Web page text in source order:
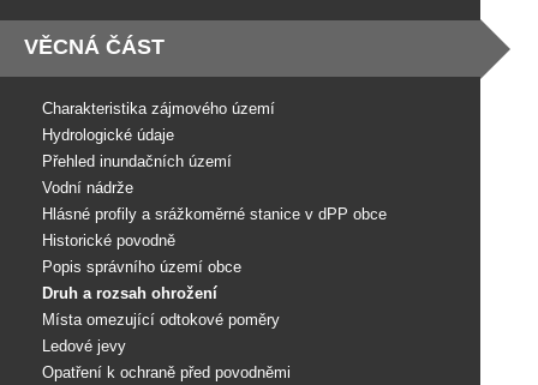
VĚCNÁ ČÁST
Charakteristika zájmového území
Hydrologické údaje
Přehled inundačních území
Vodní nádrže
Hlásné profily a srážkoměrné stanice v dPP obce
Historické povodně
Popis správního území obce
Druh a rozsah ohrožení
Místa omezující odtokové poměry
Ledové jevy
Opatření k ochraně před povodněmi